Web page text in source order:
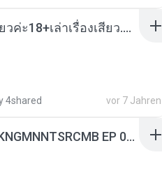
เมียน้อยเหงา พาเสียวค่ะ18+เล่าเรื่องเสียว.mp3
4shared vor 7 Jahren
[Witanime.com] RKNGMNNTSRCMB EP 06 HD.mp4